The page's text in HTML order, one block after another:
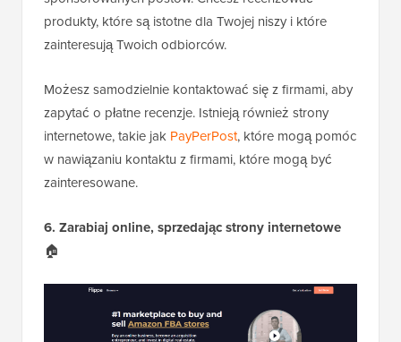
produkty, które są istotne dla Twojej niszy i które
zainteresują Twoich odbiorców.
Możesz samodzielnie kontaktować się z firmami, aby
zapytać o płatne recenzje. Istnieją również strony
internetowe, takie jak PayPerPost, które mogą pomóc
w nawiązaniu kontaktu z firmami, które mogą być
zainteresowane.
6. Zarabiaj online, sprzedając strony internetowe
🏠